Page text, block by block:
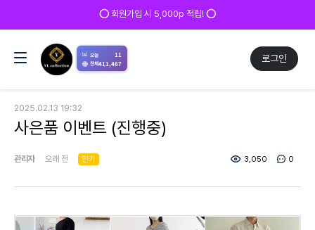
⭕ 회원가입 시 5,000p 적립! ⭕
로그인
📊 오늘 11
전체411,467
2025.02.13 19:32
사은품 이벤트 (진행중)
관리자 오래 전 인기 3,050 0